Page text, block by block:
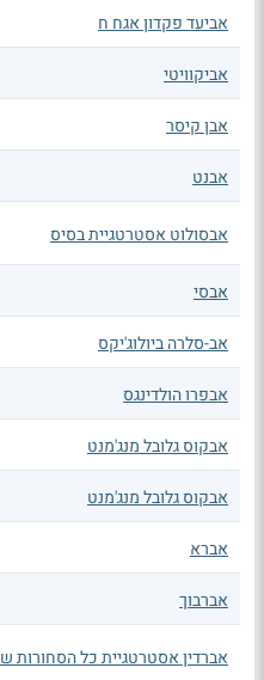
אביעד פקדון אגח ח
אביקוויטי
אבן קיסר
אבנט
אבסולוט אסטרטגיית בסיס
אבסי
אב-סלרה ביולוג'יקס
אבפרו הולדינגס
אבקוס גלובל מנג'מנט
אבקוס גלובל מנג'מנט
אברא
אברבוך
אברדין אסטרטגיית כל הסחורות